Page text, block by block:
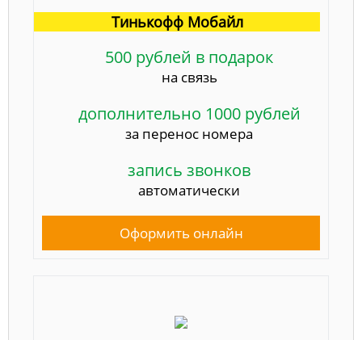
Тинькофф Мобайл
500 рублей в подарок
на связь
дополнительно 1000 рублей
за перенос номера
запись звонков
автоматически
Оформить онлайн